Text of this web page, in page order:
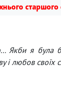
старшого
Якби я була
і любов своїх